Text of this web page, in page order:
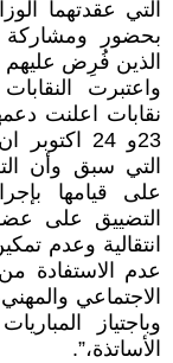
بحضور ومشاركة
الذين فُرِض عليهم
واعتبرت
نقابات اعلنت
23و 24
التي سبق وأن
على قيامها
التضييق على
انتقالية وعدم
عدم الاستفادة من
الاجتماعي
وباجتياز
الأساتذة،”.